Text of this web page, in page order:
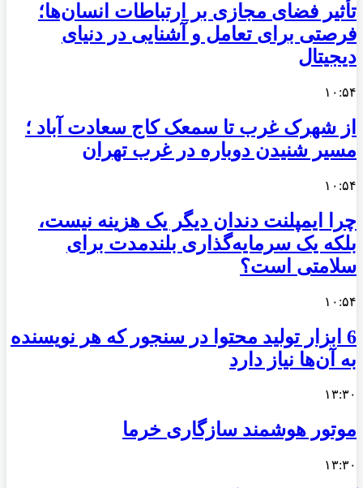
تأثیر فضای مجازی بر ارتباطات انسان‌ها؛
فرصتی برای تعامل و آشنایی در دنیای
دیجیتال
۱۰:۵۴
از شهرک غرب تا سمعک کاج سعادت آباد ؛
مسیر شنیدن دوباره در غرب تهران
۱۰:۵۴
چرا ایمپلنت دندان دیگر یک هزینه نیست،
بلکه یک سرمایه‌گذاری بلندمدت برای
سلامتی است؟
۱۰:۵۴
6 ابزار تولید محتوا در سنجور که هر نویسنده
به آن‌ها نیاز دارد
۱۳:۳۰
موتور هوشمند سازگاری خرما
۱۳:۳۰